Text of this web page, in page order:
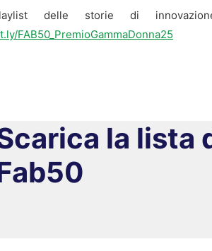
delle storie di
FAB50_PremioGammaDonna25
la lista